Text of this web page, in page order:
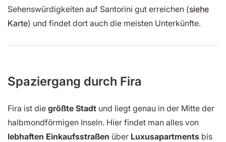
Sehenswürdigkeiten auf Santorini gut erreichen (siehe
Karte) und findet dort auch die meisten Unterkünfte.
Spaziergang durch Fira
Fira ist die größte Stadt und liegt genau in der Mitte der
halbmondförmigen Inseln. Hier findet man alles von
lebhaften Einkaufsstraßen über Luxusapartments bis